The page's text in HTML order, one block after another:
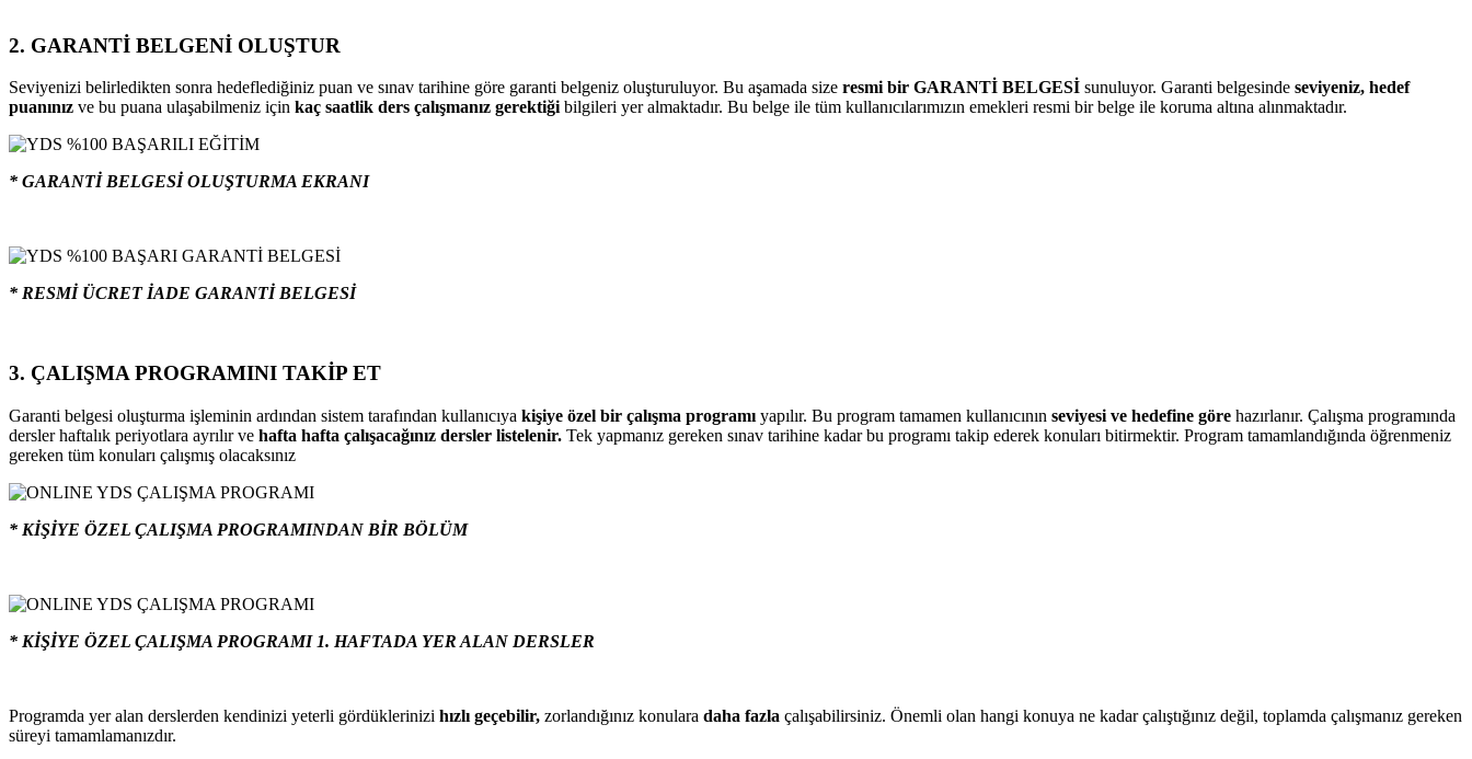
2. GARANTİ BELGENİ OLUŞTUR
Seviyenizi belirledikten sonra hedeflediğiniz puan ve sınav tarihine göre garanti belgeniz oluşturuluyor. Bu aşamada size resmi bir GARANTİ BELGESİ sunuluyor. Garanti belgesinde seviyeniz, hedef
puanınız ve bu puana ulaşabilmeniz için kaç saatlik ders çalışmanız gerektiği bilgileri yer almaktadır. Bu belge ile tüm kullanıcılarımızın emekleri resmi bir belge ile koruma altına alınmaktadır.
* GARANTİ BELGESİ OLUŞTURMA EKRANI
* RESMİ ÜCRET İADE GARANTİ BELGESİ
3. ÇALIŞMA PROGRAMINI TAKİP ET
Garanti belgesi oluşturma işleminin ardından sistem tarafından kullanıcıya kişiye özel bir çalışma programı yapılır. Bu program tamamen kullanıcının seviyesi ve hedefine göre hazırlanır. Çalışma programında
dersler haftalık periyotlara ayrılır ve hafta hafta çalışacağınız dersler listelenir. Tek yapmanız gereken sınav tarihine kadar bu programı takip ederek konuları bitirmektir. Program tamamlandığında öğrenmeniz
gereken tüm konuları çalışmış olacaksınız
* KİŞİYE ÖZEL ÇALIŞMA PROGRAMINDAN BİR BÖLÜM
* KİŞİYE ÖZEL ÇALIŞMA PROGRAMI 1. HAFTADA YER ALAN DERSLER
Programda yer alan derslerden kendinizi yeterli gördüklerinizi hızlı geçebilir, zorlandığınız konulara daha fazla çalışabilirsiniz. Önemli olan hangi konuya ne kadar çalıştığınız değil, toplamda çalışmanız gereken
süreyi tamamlamanızdır.